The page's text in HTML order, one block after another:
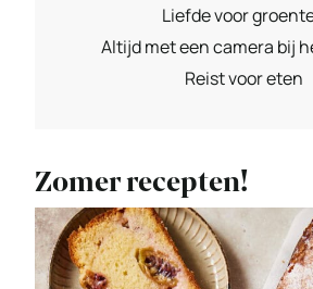
Liefde voor
Altijd met een camera bij
Reist voor eten
Zomer recepten!